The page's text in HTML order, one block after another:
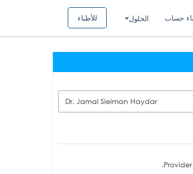
للأطباء الحلول حساب
Dr. Jamal Sleiman Haydar